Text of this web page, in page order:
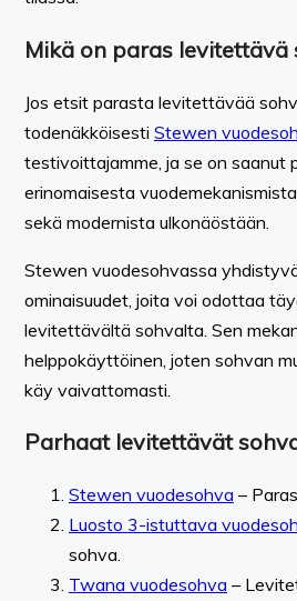
Mikä on paras levitettävä
Jos etsit parasta levitettävää
todenäkköisesti Stewen
testivoittajamme, ja se on saanut
erinomaisesta
sekä modernista ulkonäöstään.
Stewen vuodesohvassa
ominaisuudet, joita voi odottaa
levitettävältä sohvalta. Sen
helppokäyttöinen, joten sohvan
käy vaivattomasti.
Parhaat levitettävät
Stewen vuodesohva –
Luosto 3-istuttava
sohva.
Twana vuodesohva –